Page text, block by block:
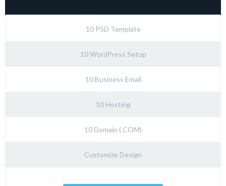
10 PSD Template
10 WordPress Setup
10 Business Email
10 Hosting
10 Domain (.COM)
Customize Design